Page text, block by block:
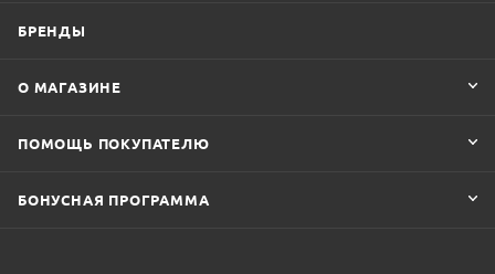
БРЕНДЫ
О МАГАЗИНЕ
ПОМОЩЬ ПОКУПАТЕЛЮ
БОНУСНАЯ ПРОГРАММА